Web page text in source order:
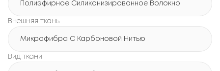
Полиэфирное Силиконизированное Волокно
Внешняя ткань
Микрофибра С Карбоновой Нитью
Вид ткани